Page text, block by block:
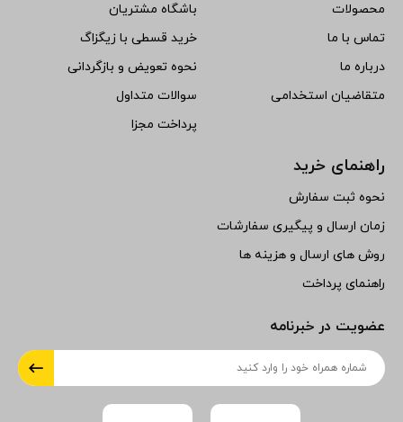
محصولات
تماس با ما
درباره ما
متقاضیان استخدامی
باشگاه مشتریان
خرید قسطی با زیگزاگ
نحوه تعویض و بازگردانی
سوالات متداول
پرداخت مجزا
راهنمای خرید
نحوه ثبت سفارش
زمان ارسال و پیگیری سفارشات
روش های ارسال و هزینه ها
راهنمای پرداخت
عضویت در خبرنامه